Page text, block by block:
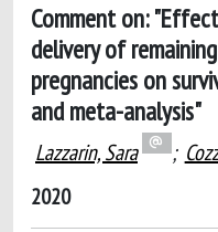
Comment on:
delivery of
pregnancies on
and meta-analysis"
Lazzarin, Sara ;
2020